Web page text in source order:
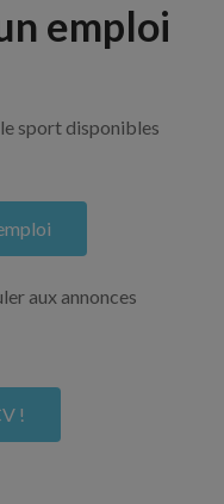
emploi
sport disponibles
aux annonces
!